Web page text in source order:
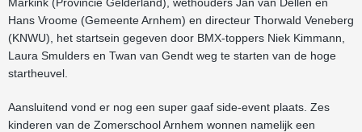
Hans Vroome (Gemeente Arnhem) en directeur Thorwald Veneberg
(KNWU), het startsein gegeven door BMX-toppers Niek Kimmann,
Laura Smulders en Twan van Gendt weg te starten van de hoge
startheuvel.
Aansluitend vond er nog een super gaaf side-event plaats. Zes
kinderen van de Zomerschool Arnhem wonnen namelijk een